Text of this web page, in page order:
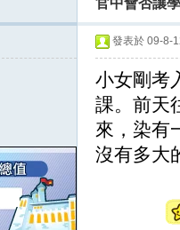
官中會否讓
發表於 09-8-
小女剛考
課。前天
來，染有
沒有多大